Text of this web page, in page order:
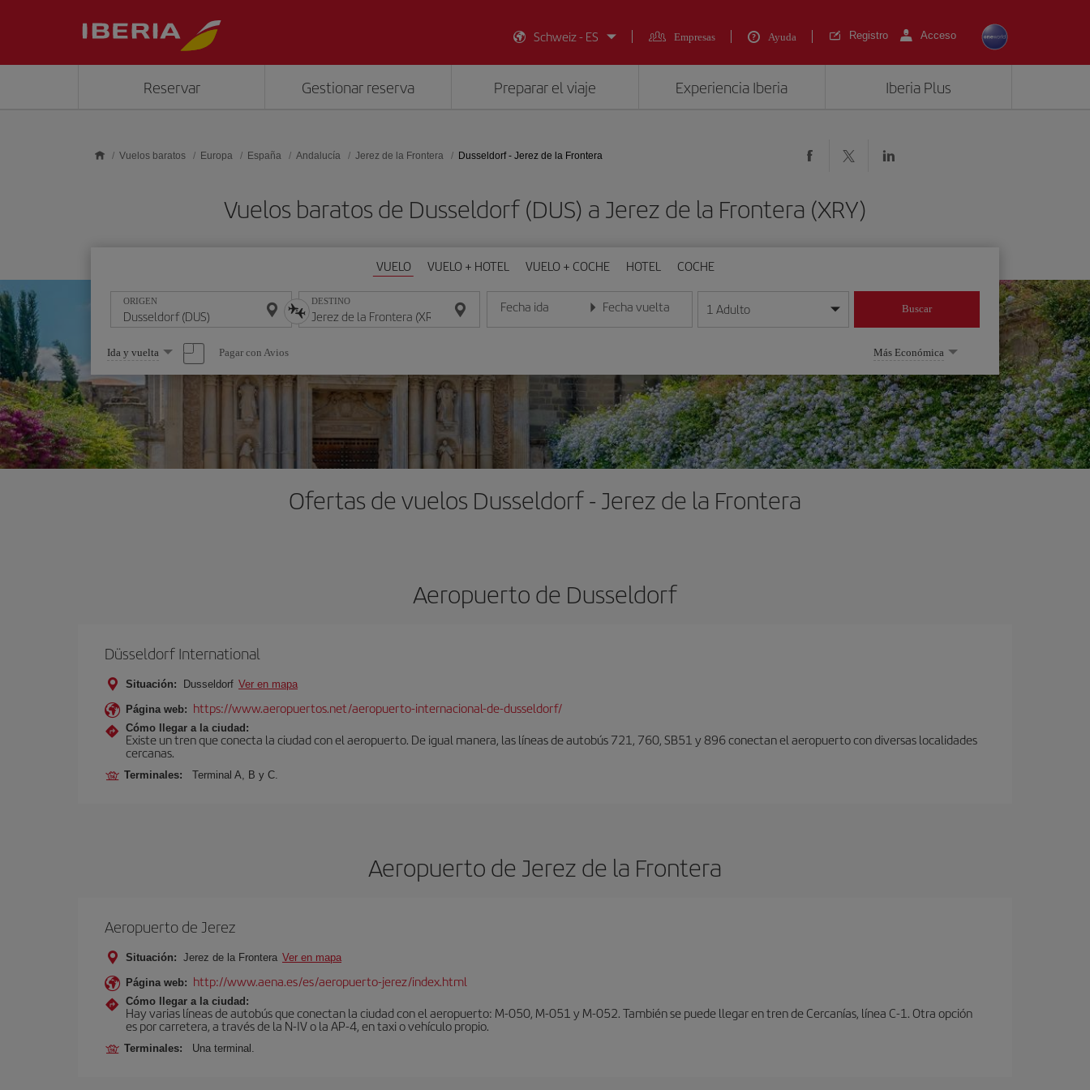
Schweiz - ES
Empresas Ayuda Registro Acceso
Reservar Gestionar reserva Preparar el viaje Experiencia Iberia Iberia Plus
Vuelos baratos Europa España Andalucía Jerez de la Frontera Dusseldorf - Jerez de la Frontera
Vuelos baratos de Dusseldorf (DUS) a Jerez de la Frontera (XRY)
VUELO VUELO + HOTEL VUELO + COCHE HOTEL COCHE
ORIGEN DESTINO Fecha ida
Introduce la fecha en formato día/mes/año
Fecha vuelta
Introduce la fecha en formato día/mes/año
1 Adulto Buscar
Seleccione
una
opción
Ida y vuelta Pagar con Avios Más Económica
Ofertas de vuelos Dusseldorf - Jerez de la Frontera
Aeropuerto de Dusseldorf
Düsseldorf International
Situación: Dusseldorf Ver en mapa
Página web: https://www.aeropuertos.net/aeropuerto-internacional-de-dusseldorf/
Cómo llegar a la ciudad:
Existe un tren que conecta la ciudad con el aeropuerto. De igual manera, las líneas de autobús 721, 760, SB51 y 896 conectan el aeropuerto con diversas localidades
cercanas.
Terminales: Terminal A, B y C.
Aeropuerto de Jerez de la Frontera
Aeropuerto de Jerez
Situación: Jerez de la Frontera Ver en mapa
Página web: http://www.aena.es/es/aeropuerto-jerez/index.html
Cómo llegar a la ciudad:
Hay varias líneas de autobús que conectan la ciudad con el aeropuerto: M-050, M-051 y M-052. También se puede llegar en tren de Cercanías, línea C-1. Otra opción
es por carretera, a través de la N-IV o la AP-4, en taxi o vehículo propio.
Terminales: Una terminal.